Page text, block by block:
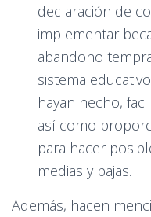
declaración de
implementar
abandono
sistema
hayan hecho,
así como
para hacer
medias y bajas.
Además, hacen